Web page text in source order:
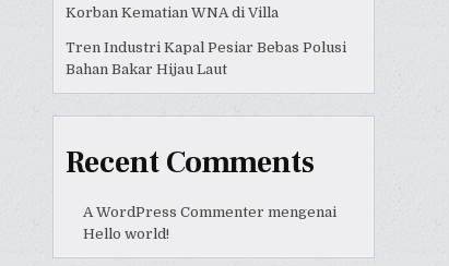
Korban Kematian WNA di Villa
Tren Industri Kapal Pesiar Bebas Polusi
Bahan Bakar Hijau Laut
Recent Comments
A WordPress Commenter mengenai
Hello world!